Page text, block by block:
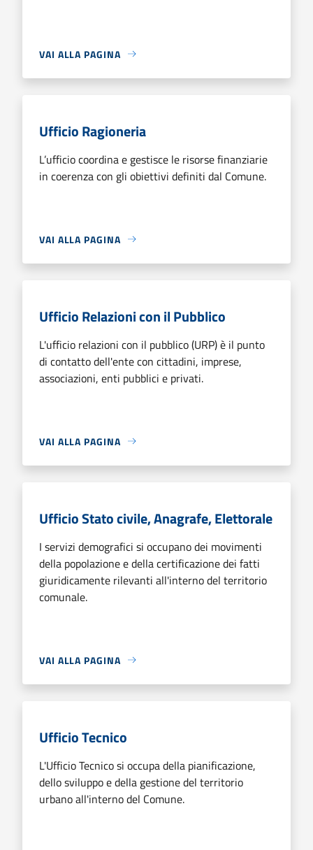
VAI ALLA PAGINA
Ufficio Ragioneria
L’ufficio coordina e gestisce le risorse finanziarie
in coerenza con gli obiettivi definiti dal Comune.
VAI ALLA PAGINA
Ufficio Relazioni con il Pubblico
L'ufficio relazioni con il pubblico (URP) è il punto
di contatto dell'ente con cittadini, imprese,
associazioni, enti pubblici e privati.
VAI ALLA PAGINA
Ufficio Stato civile, Anagrafe, Elettorale
I servizi demografici si occupano dei movimenti
della popolazione e della certificazione dei fatti
giuridicamente rilevanti all'interno del territorio
comunale.
VAI ALLA PAGINA
Ufficio Tecnico
L'Ufficio Tecnico si occupa della pianificazione,
dello sviluppo e della gestione del territorio
urbano all'interno del Comune.